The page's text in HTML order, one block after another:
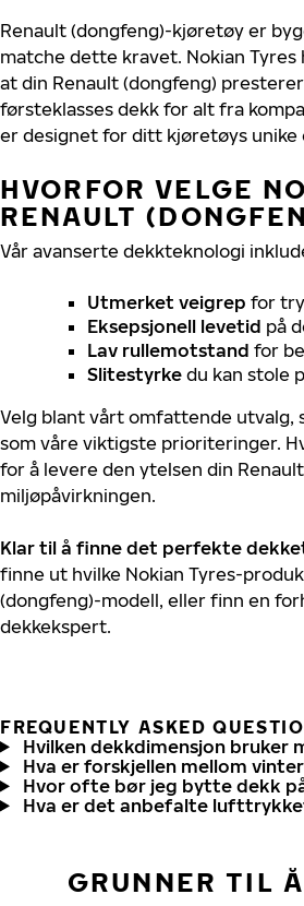
Renault (dongfeng)-kjøretøy er
matche dette kravet. Nokian
at din Renault (dongfeng)
førsteklasses dekk for alt fra
er designet for ditt kjøretøys unike
HVORFOR VELGE
RENAULT
Vår avanserte dekkteknologi
Utmerket veigrep for
Eksepsjonell levetid på
Lav rullemotstand for
Slitestyrke du kan stole
Velg blant vårt omfattende
som våre viktigste prioriteringer.
for å levere den ytelsen din
miljøpåvirkningen.
Klar til å finne det perfekte
finne ut hvilke Nokian Tyres-
(dongfeng)-modell, eller finn en
dekkekspert.
FREQUENTLY ASKED
Hvilken dekkdimensjon bruker
Hva er forskjellen mellom
Hvor ofte bør jeg bytte dekk
Hva er det anbefalte
GRUNNER TIL